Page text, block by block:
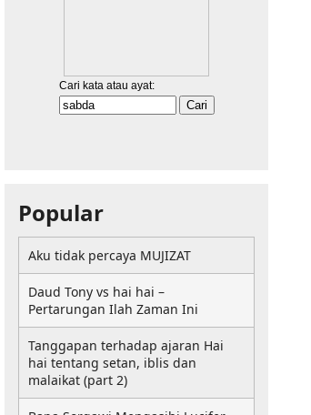
Popular
Aku tidak percaya MUJIZAT
Daud Tony vs hai hai –
Pertarungan Ilah Zaman Ini
Tanggapan terhadap ajaran Hai
hai tentang setan, iblis dan
malaikat (part 2)